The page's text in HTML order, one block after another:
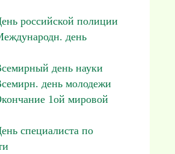
российской полиции
день
день науки
день молодежи
1ой мировой
специалиста по